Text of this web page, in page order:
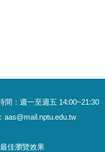
間：週一至週五 14:00~21:30
aas@mail.nptu.edu.tw
佳瀏覽效果